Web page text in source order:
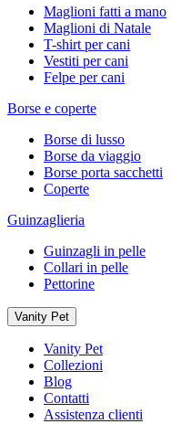
Maglioni fatti a mano
Maglioni di Natale
T-shirt per cani
Vestiti per cani
Felpe per cani
Borse e coperte
Borse di lusso
Borse da viaggio
Borse porta sacchetti
Coperte
Guinzaglieria
Guinzagli in pelle
Collari in pelle
Pettorine
Vanity Pet
Vanity Pet
Collezioni
Blog
Contatti
Assistenza clienti